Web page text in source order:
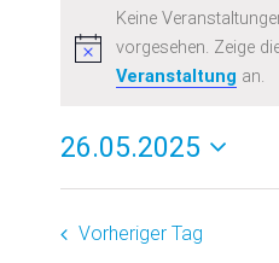
Keine
vorgesehen. Zeige
Veranstaltung an.
26.05.2025
Datum
wählen.
Vorheriger Tag